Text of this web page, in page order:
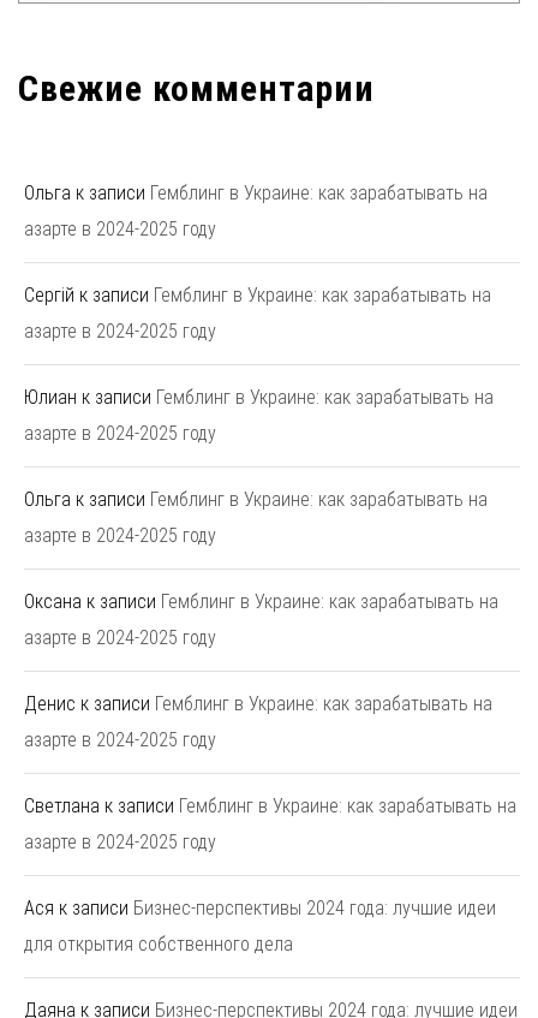
Свежие комментарии
Ольга к записи Гемблинг в Украине: как зарабатывать на
азарте в 2024-2025 году
Сергій к записи Гемблинг в Украине: как зарабатывать на
азарте в 2024-2025 году
Юлиан к записи Гемблинг в Украине: как зарабатывать на
азарте в 2024-2025 году
Ольга к записи Гемблинг в Украине: как зарабатывать на
азарте в 2024-2025 году
Оксана к записи Гемблинг в Украине: как зарабатывать на
азарте в 2024-2025 году
Денис к записи Гемблинг в Украине: как зарабатывать на
азарте в 2024-2025 году
Светлана к записи Гемблинг в Украине: как зарабатывать на
азарте в 2024-2025 году
Ася к записи Бизнес-перспективы 2024 года: лучшие идеи
для открытия собственного дела
Даяна к записи Бизнес-перспективы 2024 года: лучшие идеи